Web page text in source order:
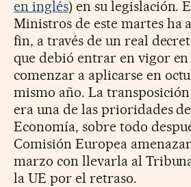
en inglés) en su legislación.
Ministros de este martes ha
fin, a través de un real
que debió entrar en vigor en
comenzar a aplicarse en
mismo año. La
era una de las prioridades
Economía, sobre todo
Comisión Europea
marzo con llevarla al
la UE por el retraso.